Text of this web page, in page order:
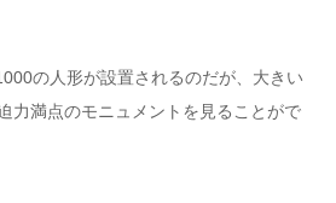
の人形が設置されるのだが、大きい
力満点のモニュメントを見ることがで